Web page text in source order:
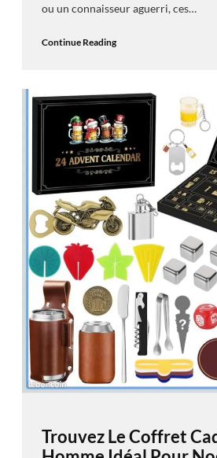
ou un connaisseur aguerri, ces…
Continue Reading
Trouvez Le Coffret